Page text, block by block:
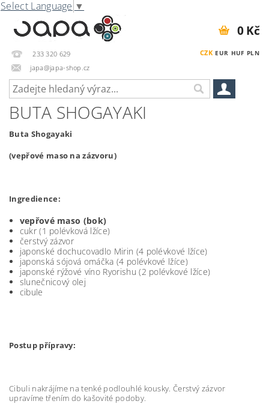
Select Language ▼
233 320 629
japa@japa-shop.cz
CZK EUR HUF PLN
0 Kč
BUTA SHOGAYAKI
Buta Shogayaki
(vepřové maso na zázvoru)
Ingredience:
vepřové maso (bok)
cukr (1 polévková lžíce)
čerstvý zázvor
japonské dochucovadlo Mirin (4 polévkové lžíce)
japonská sójová omáčka (4 polévkové lžíce)
japonské rýžové víno Ryorishu (2 polévkové lžíce)
slunečnicový olej
cibule
Postup přípravy:
Cibuli nakrájíme na tenké podlouhlé kousky. Čerstvý zázvor
upravíme třením do kašovité podoby.